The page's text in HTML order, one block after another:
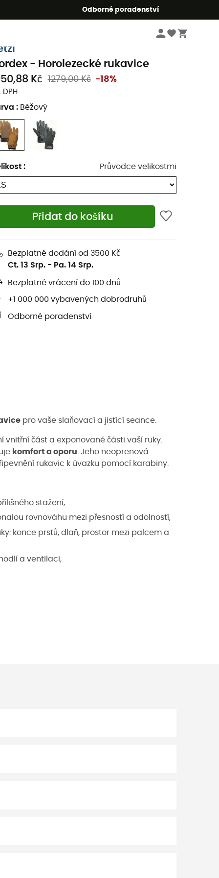
Odborné poradenství
Pánské rukavice a palčáky
- Horolezecké rukavice
Kč
1279,00 Kč -18%
DPH
: Béžový
: Průvodce velikostmi
Přidat do košíku
Bezplatné dodání od 3500 Kč
Ct. 13 Srp. - Pa. 14 Srp.
Bezplatné vrácení do 100 dnů
+1 000 000 vybavených dobrodruhů
Odborné poradenství
pro vaše slaňovací a jistící seance.
vnitřní část a exponované části vaší ruky.
komfort a oporu . Jeho neoprenová
rukavic k úvazku pomocí karabiny.
stažení,
rovnováhu mezi přesností a odolností,
konce prstů, dlaň, prostor mezi palcem a
a ventilaci,